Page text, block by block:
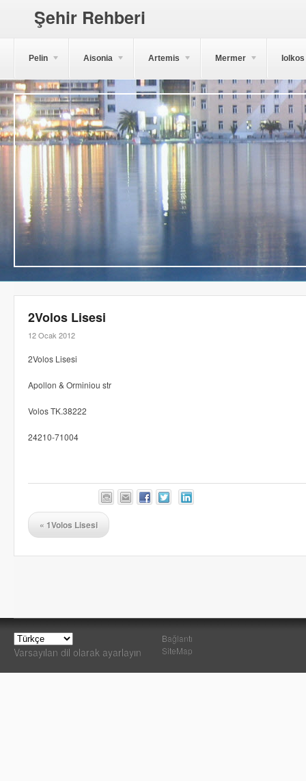
Şehir Rehberi
Pelin Aisonia Artemis Mermer Iolkos
2Volos Lisesi
12 Ocak 2012
2Volos Lisesi
Apollon & Orminiou str
Volos TK.38222
24210-71004
« 1Volos Lisesi
Varsayılan dil olarak ayarlayın
Bağlantı
SiteMap